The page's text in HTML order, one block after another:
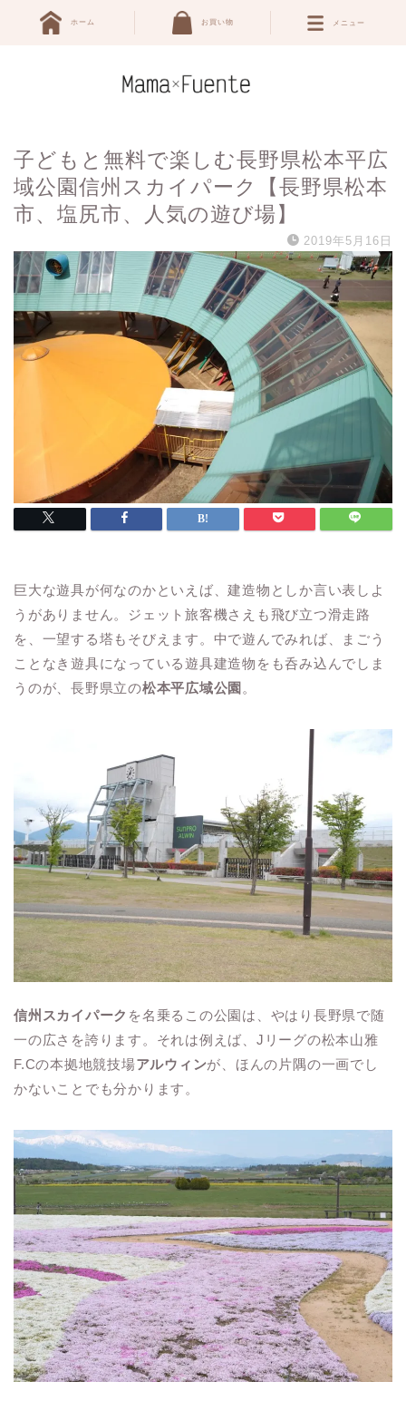
メニュー
ホーム お買い物
子どもと無料で楽しむ長野県松本平広
域公園信州スカイパーク【長野県松本
市、塩尻市、人気の遊び場】
2019年5月16日
巨大な遊具が何なのかといえば、建造物としか言い表しよ
うがありません。ジェット旅客機さえも飛び立つ滑走路
を、一望する塔もそびえます。中で遊んでみれば、まごう
ことなき遊具になっている遊具建造物をも呑み込んでしま
うのが、長野県立の松本平広域公園 。
信州スカイパーク を名乗るこの公園は、やはり長野県で随
一の広さを誇ります。それは例えば、Jリーグの松本山雅
F.Cの本拠地競技場アルウィンが、ほんの片隅の一画でし
かないことでも分かります。